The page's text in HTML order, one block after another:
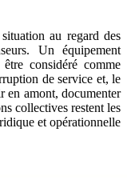
au regard des
Un équipement
considéré comme
de service et, le
en amont, documenter
collectives restent les
et opérationnelle